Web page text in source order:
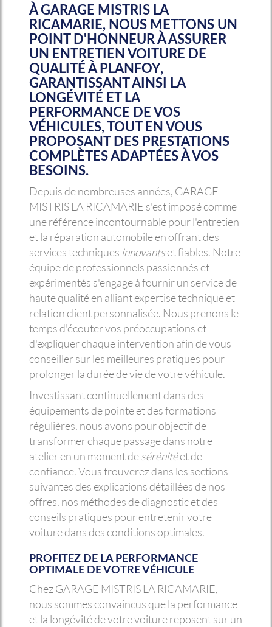
À GARAGE MISTRIS LA
RICAMARIE, NOUS METTONS UN
POINT D'HONNEUR À ASSURER
UN ENTRETIEN VOITURE DE
QUALITÉ À PLANFOY,
GARANTISSANT AINSI LA
LONGÉVITÉ ET LA
PERFORMANCE DE VOS
VÉHICULES, TOUT EN VOUS
PROPOSANT DES PRESTATIONS
COMPLÈTES ADAPTÉES À VOS
BESOINS.
Depuis de nombreuses années, GARAGE
MISTRIS LA RICAMARIE s'est imposé comme
une référence incontournable pour l'entretien
et la réparation automobile en offrant des
services techniques innovantset fiables. Notre
équipe de professionnels passionnés et
expérimentés s'engage à fournir un service de
haute qualité en alliant expertise technique et
relation client personnalisée. Nous prenons le
temps d'écouter vos préoccupations et
d'expliquer chaque intervention afin de vous
conseiller sur les meilleures pratiques pour
prolonger la durée de vie de votre véhicule.
Investissant continuellement dans des
équipements de pointe et des formations
régulières, nous avons pour objectif de
transformer chaque passage dans notre
atelier en un moment desérénitéet de
confiance. Vous trouverez dans les sections
suivantes des explications détaillées de nos
offres, nos méthodes de diagnostic et des
conseils pratiques pour entretenir votre
voiture dans des conditions optimales.
PROFITEZ DE LA PERFORMANCE
OPTIMALE DE VOTRE VÉHICULE
Chez GARAGE MISTRIS LA RICAMARIE,
nous sommes convaincus que la performance
et la longévité de votre voiture reposent sur un